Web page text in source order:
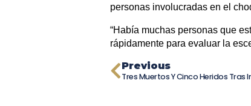
personas involucradas en el
“Había muchas personas que
rápidamente para evaluar la
Previous